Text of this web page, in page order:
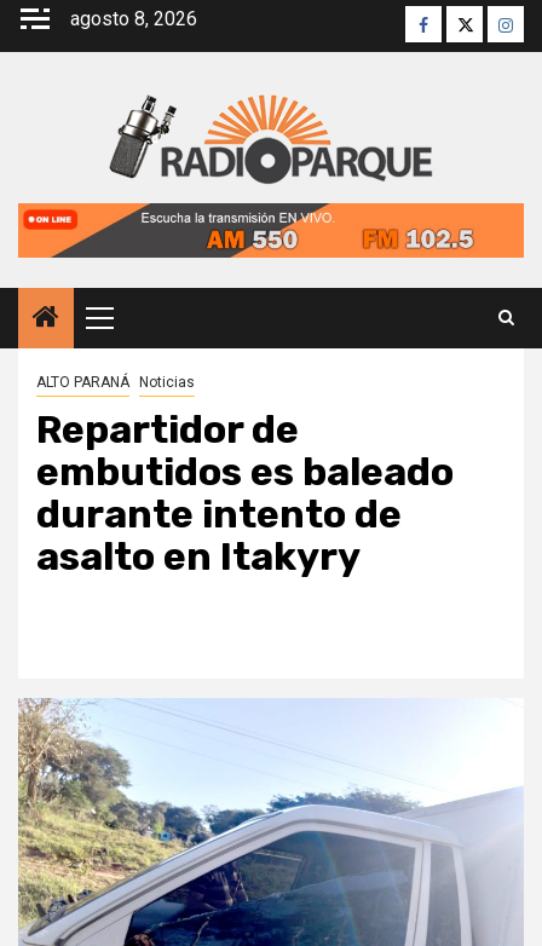
Saltar
agosto 8, 2026 Facebook
Twitter
Menú
principal
ALTO PARANÁ Noticias
Repartidor de
embutidos es baleado
durante intento de
asalto en Itakyry